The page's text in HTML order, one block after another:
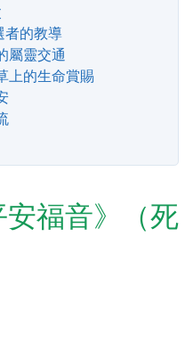
者的教導
屬靈交通
上的生命賞賜
安福音》（死